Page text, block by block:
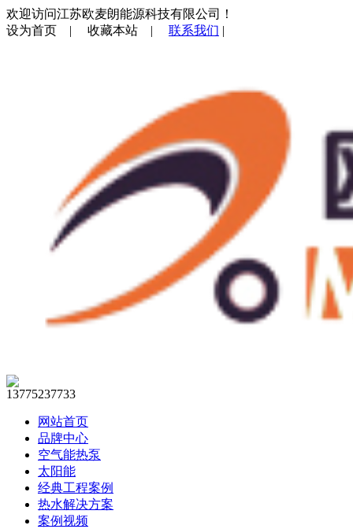
欢迎访问江苏欧麦朗能源科技有限公司！
设为首页 | 收藏本站 | 联系我们 |
13775237733
网站首页
品牌中心
空气能热泵
太阳能
经典工程案例
热水解决方案
案例视频